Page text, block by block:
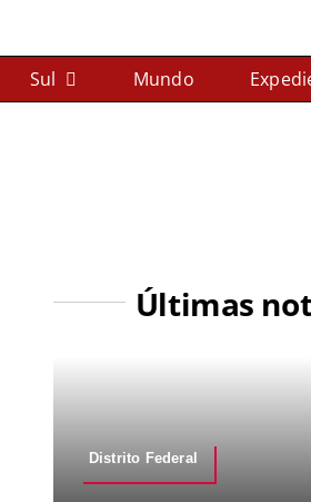
Sul Mundo
Últimas
Distrito Federal